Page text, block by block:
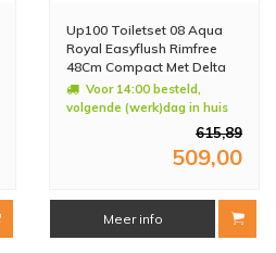
Up100 Toiletset 08 Aqua
Royal Easyflush Rimfree
48Cm Compact Met Delta
Drukplaat
Voor 14:00 besteld,
volgende (werk)dag in huis
615,89
509,00
Meer info